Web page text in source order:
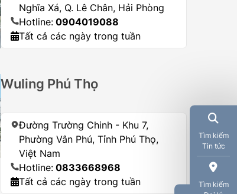
Tìm kiếm
Tin tức
Tìm kiếm
Nghĩa Xá, Q. Lê Chân, Hải Phòng
Hotline: 0904019088
Tất cả các ngày trong tuần
Wuling Phú Thọ
Đường Trường Chinh - Khu 7,
Phường Vân Phú, Tỉnh Phú Thọ,
Việt Nam
Hotline: 0833668968
Tất cả các ngày trong tuần